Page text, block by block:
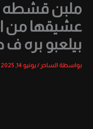
ملبن قشطه
عشيقها من
بيلعبو بره ف
بواسطة الساحر/يونيو 14, 2025